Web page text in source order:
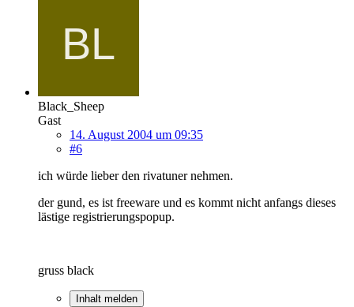
Black_Sheep
Gast
14. August 2004 um 09:35
#6
ich würde lieber den rivatuner nehmen.
der gund, es ist freeware und es kommt nicht anfangs dieses
lästige registrierungspopup.
gruss black
Inhalt melden